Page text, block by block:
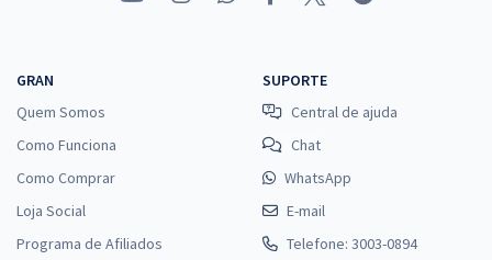
GRAN
Quem Somos
Como Funciona
Como Comprar
Loja Social
Programa de Afiliados
SUPORTE
Central de ajuda
Chat
WhatsApp
E-mail
Telefone: 3003-0894